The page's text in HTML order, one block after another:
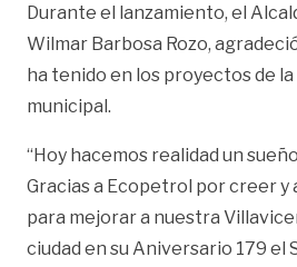
Durante el lanzamiento, el
Wilmar Barbosa Rozo,
ha tenido en los proyectos de
municipal.
“Hoy hacemos realidad un
Gracias a Ecopetrol por creer
para mejorar a nuestra
ciudad en su Aniversario 179 el